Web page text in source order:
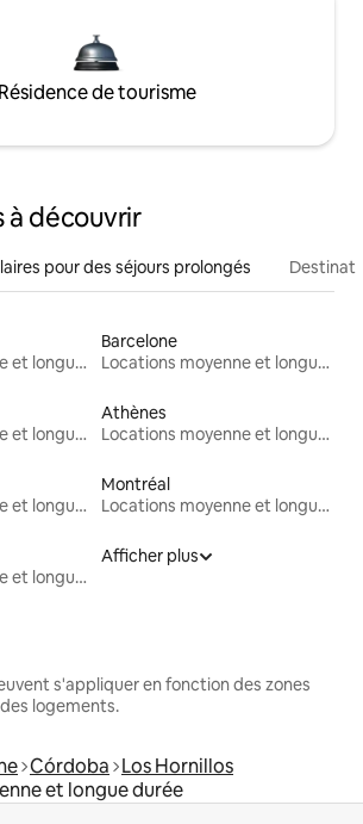
Résidence de tourisme
à découvrir
pour des séjours prolongés
Locations moyenne et longue durée
Barcelone
Locations moyenne et longue durée
Locations moyenne et longue durée
Athènes
Locations moyenne et longue durée
Locations moyenne et longue durée
Montréal
Locations moyenne et longue durée
Locations moyenne et longue durée
Afficher plus
s'appliquer en fonction des zones
logements.
Córdoba Los Hornillos
et longue durée